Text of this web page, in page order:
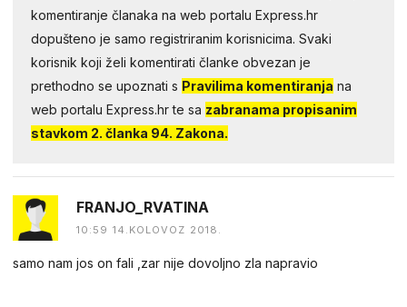
komentiranje članaka na web portalu Express.hr
dopušteno je samo registriranim korisnicima. Svaki
korisnik koji želi komentirati članke obvezan je
prethodno se upoznati s Pravilima komentiranja na
web portalu Express.hr te sa zabranama propisanim
stavkom 2. članka 94. Zakona.
FRANJO_RVATINA
10:59 14.KOLOVOZ 2018.
samo nam jos on fali ,zar nije dovoljno zla napravio